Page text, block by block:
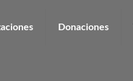
Donaciones